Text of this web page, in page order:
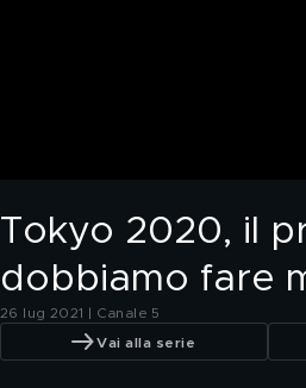
Tokyo 2020, il
dobbiamo fare
26 lug 2021 | Canale 5
Vai alla serie